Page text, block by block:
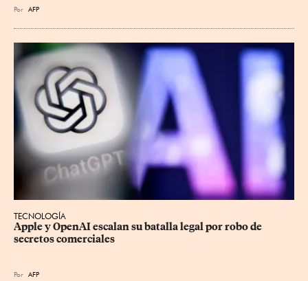
Por AFP
TECNOLOGÍA
Apple y OpenAI escalan su batalla legal por robo de
secretos comerciales
Por AFP